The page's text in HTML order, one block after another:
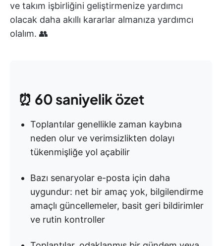
ve takım işbirliğini geliştirmenize yardımcı
olacak daha akıllı kararlar almanıza yardımcı
olalım. 👥
⏰ 60 saniyeliközet
Toplantılar genellikle zaman kaybına
neden olur ve verimsizlikten dolayı
tükenmişliğe yol açabilir
Bazı senaryolar e-posta için daha
uygundur: net bir amaç yok, bilgilendirme
amaçlı güncellemeler, basit geri bildirimler
ve rutin kontroller